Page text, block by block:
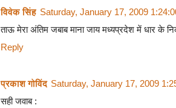
विवेक सिंह Saturday, January 17, 2009
ताऊ मेरा अंतिम जबाब माना जाय मध्यप्रदेश में धार के
Reply
प्रकाश गोविंद Saturday, January 17, 2009
सही जवाब :